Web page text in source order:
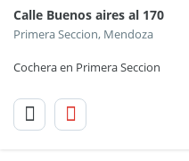
Calle Buenos aires al 170
Primera Seccion, Mendoza
Cochera en Primera Seccion